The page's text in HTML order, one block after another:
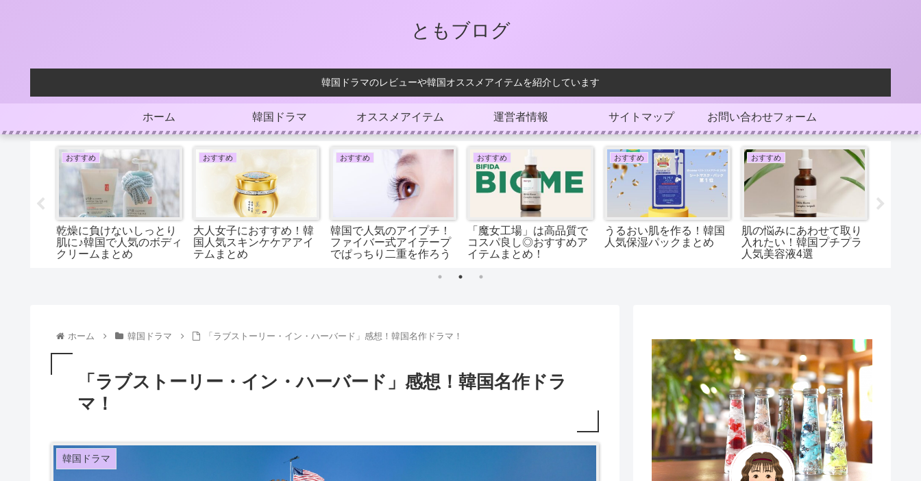
ともブログ
韓国ドラマのレビューや韓国オススメアイテムを紹介しています
ホーム 韓国ドラマ オススメアイテム 運営者情報 サイトマップ お問い合わせフォーム
おすすめ
乾燥に負けないしっとり
肌に♪韓国で人気のボディ
クリームまとめ
おすすめ
大人女子におすすめ！韓
国人気スキンケケアアイ
テムまとめ
おすすめ
韓国で人気のアイプチ！
ファイバー式アイテープ
でぱっちり二重を作ろう
おすすめ
「魔女工場」は高品質で
コスパ良し◎おすすめア
イテムまとめ！
おすすめ
うるおい肌を作る！韓国
人気保湿パックまとめ
おすすめ
肌の悩みにあわせて取り
入れたい！韓国プチプラ
人気美容液4選
ホーム 韓国ドラマ 「ラブストーリー・イン・ハーバード」感想！韓国名作ドラマ！
「ラブストーリー・イン・ハーバード」感想！韓国名作ドラ
マ！
韓国ドラマ